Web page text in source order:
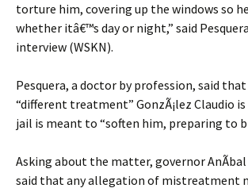
torture him, covering up the windows so
whether itâ€™s day or night,” said
interview (WSKN).
Pesquera, a doctor by profession, said
“different treatment” GonzÃ¡lez Claudio
jail is meant to “soften him, preparing to
Asking about the matter, governor AnÃ­bal
said that any allegation of mistreatment